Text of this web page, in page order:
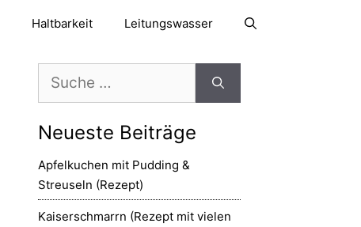
Haltbarkeit Leitungswasser
nach:
Neueste Beiträge
Apfelkuchen mit Pudding &
Streuseln (Rezept)
Kaiserschmarrn (Rezept mit vielen